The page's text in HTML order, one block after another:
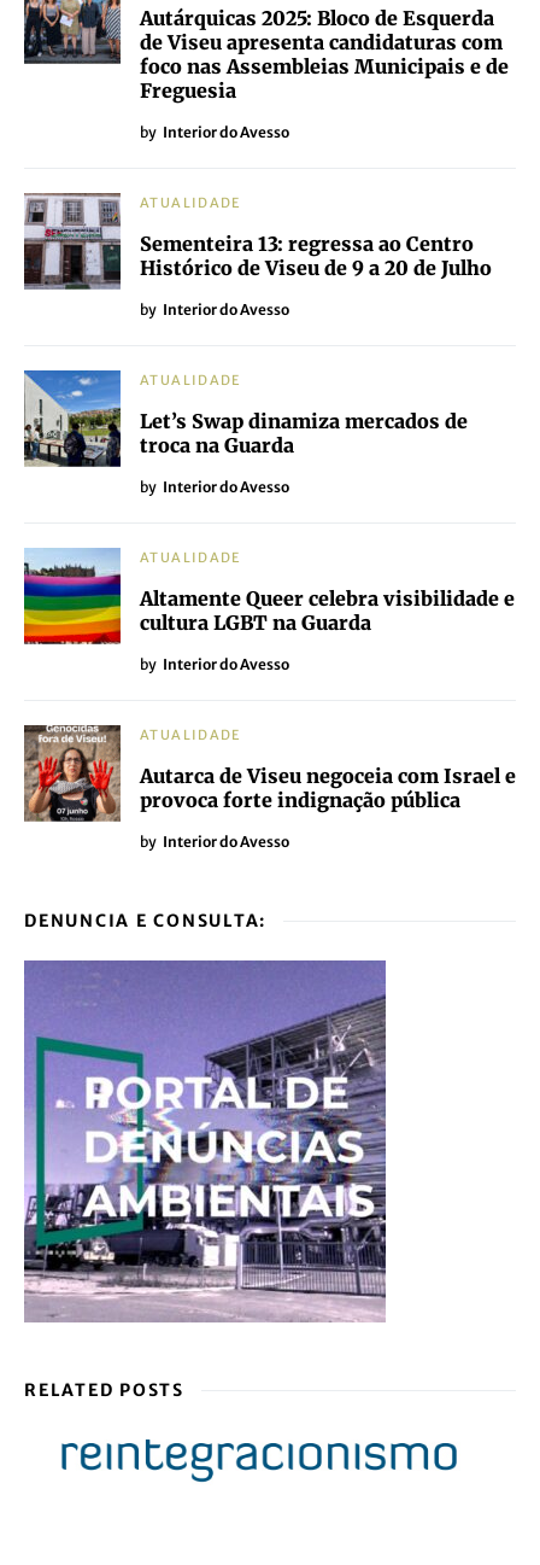
Autárquicas 2025: Bloco de Esquerda
de Viseu apresenta candidaturas com
foco nas Assembleias Municipais e de
Freguesia
by Interior do Avesso
ATUALIDADE
Sementeira 13: regressa ao Centro
Histórico de Viseu de 9 a 20 de Julho
by Interior do Avesso
ATUALIDADE
Let’s Swap dinamiza mercados de
troca na Guarda
by Interior do Avesso
ATUALIDADE
Altamente Queer celebra visibilidade e
cultura LGBT na Guarda
by Interior do Avesso
ATUALIDADE
Autarca de Viseu negoceia com Israel e
provoca forte indignação pública
by Interior do Avesso
DENUNCIA E CONSULTA:
RELATED POSTS